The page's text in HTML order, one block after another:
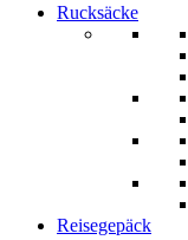
Rucksäcke
Reisegepäck